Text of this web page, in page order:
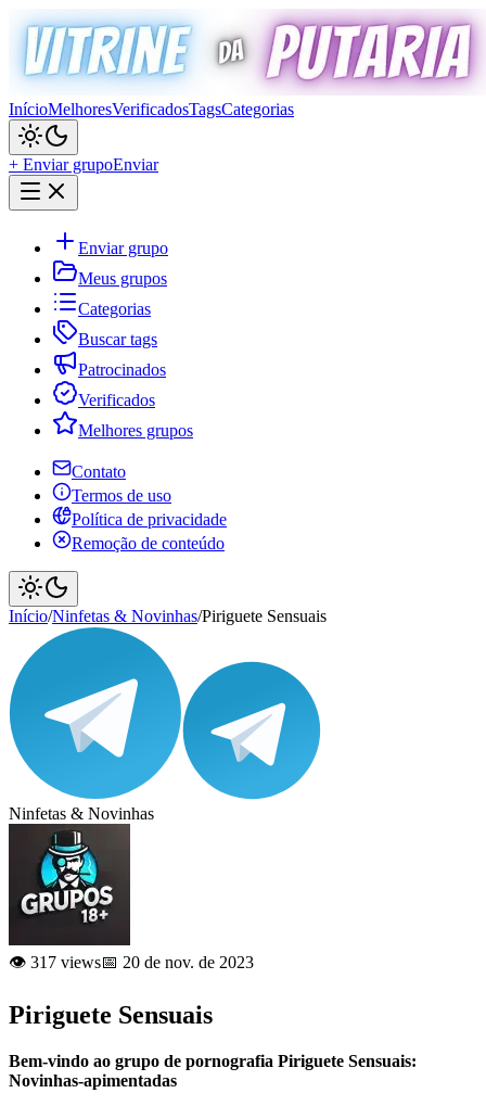
InícioMelhoresVerificadosTagsCategorias
+ Enviar grupoEnviar
Enviar grupo
Meus grupos
Categorias
Buscar tags
Patrocinados
Verificados
Melhores grupos
Contato
Termos de uso
Política de privacidade
Remoção de conteúdo
Início/Ninfetas & Novinhas/Piriguete Sensuais
Ninfetas & Novinhas
👁️ 317 views📅 20 de nov. de 2023
Piriguete Sensuais
Bem-vindo ao grupo de pornografia Piriguete Sensuais:
Novinhas-apimentadas